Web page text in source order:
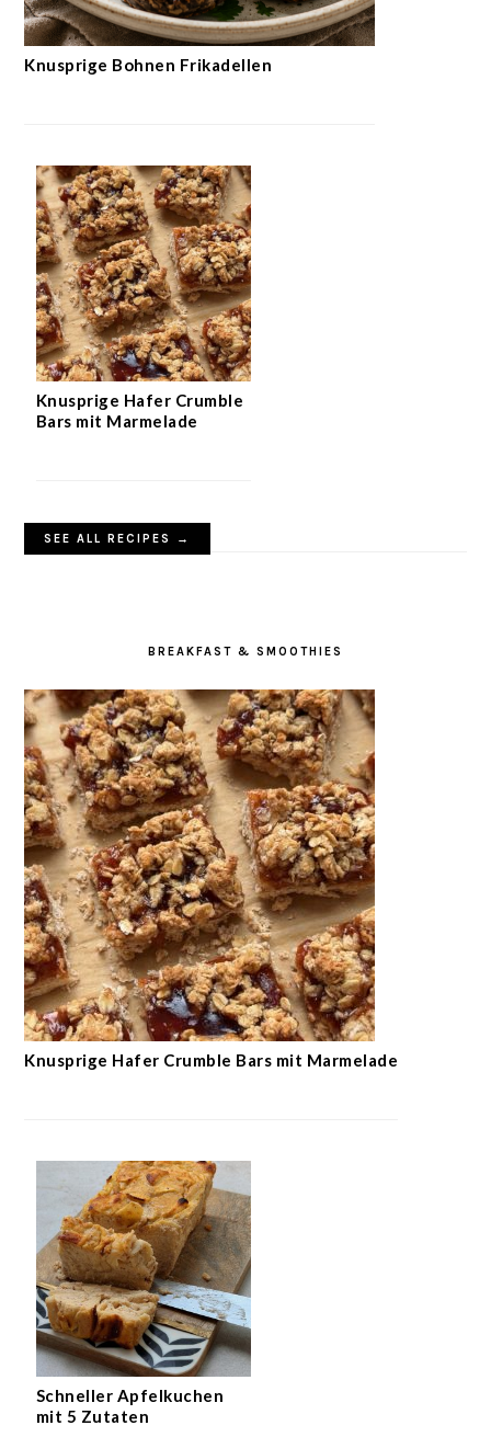
Knusprige Bohnen Frikadellen
Knusprige Hafer Crumble
Bars mit Marmelade
SEE ALL RECIPES →
BREAKFAST & SMOOTHIES
Knusprige Hafer Crumble Bars mit Marmelade
Schneller Apfelkuchen
mit 5 Zutaten